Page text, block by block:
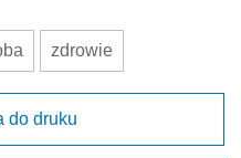
zdrowie
do druku